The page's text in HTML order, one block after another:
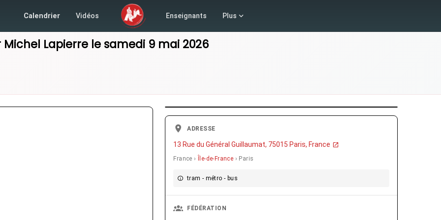
Calendrier Vidéos Enseignants Plus
Michel Lapierre le samedi 9 mai 2026
ADRESSE
13 Rue du Général Guillaumat, 75015 Paris, France
France › Île-de-France › Paris
tram - métro - bus
FÉDÉRATION